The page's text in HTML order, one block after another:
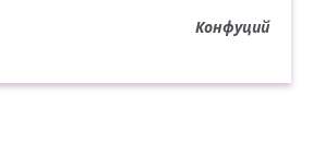
Конфуций